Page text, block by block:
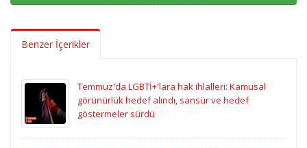
Benzer İçerikler
Temmuz'da LGBTİ+'lara hak ihlalleri: Kamusal
görünürlük hedef alındı, sansür ve hedef
göstermeler sürdü